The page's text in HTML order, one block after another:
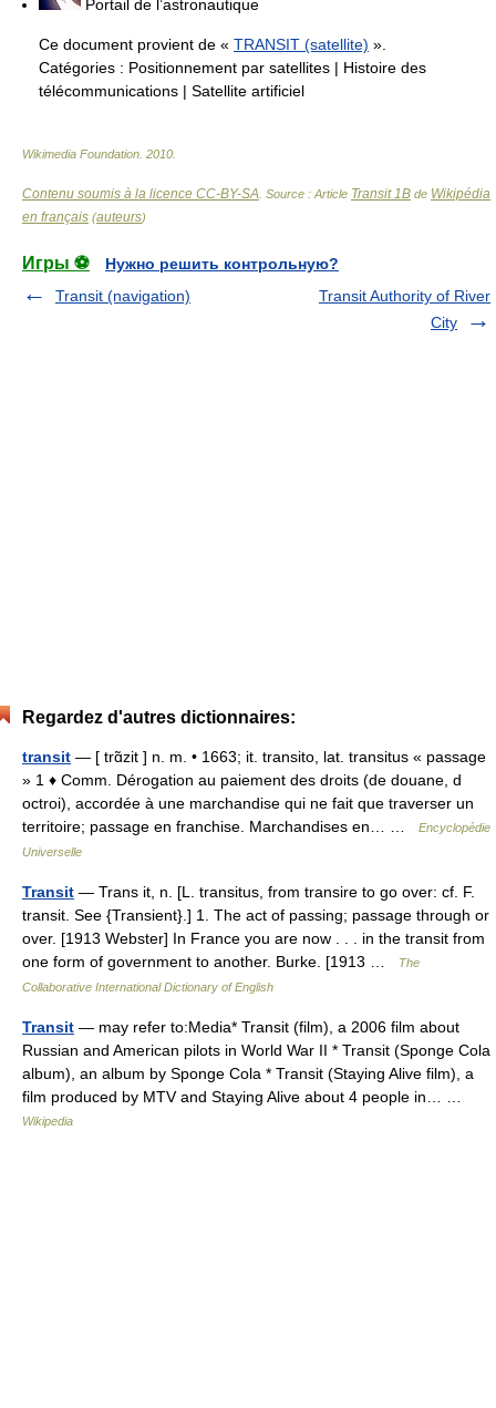
Portail de l’astronautique
Ce document provient de « TRANSIT (satellite) ».
Catégories : Positionnement par satellites | Histoire des
télécommunications | Satellite artificiel
Wikimedia Foundation 2010
Contenu soumis à la licence CC-BY-SA . Source : Article Transit 1B de Wikipédia
en français (auteurs)
Игры ⚽
Нужно решить контрольную?
Transit (navigation)
Transit Authority of River
City
Regardez d'autres dictionnaires:
transit — [ trɑ̃zit ] n. m. • 1663; it. transito, lat. transitus « passage
» 1 ♦ Comm. Dérogation au paiement des droits (de douane, d
octroi), accordée à une marchandise qui ne fait que traverser un
territoire; passage en franchise. Marchandises en… …
Encyclopédie
Universelle
Transit — Trans it, n. [L. transitus, from transire to go over: cf. F.
transit. See {Transient}.] 1. The act of passing; passage through or
over. [1913 Webster] In France you are now . . . in the transit from
one form of government to another. Burke. [1913 …
The
Collaborative International Dictionary of English
Transit — may refer to:Media* Transit (film), a 2006 film about
Russian and American pilots in World War II * Transit (Sponge Cola
album), an album by Sponge Cola * Transit (Staying Alive film), a
film produced by MTV and Staying Alive about 4 people in… …
Wikipedia